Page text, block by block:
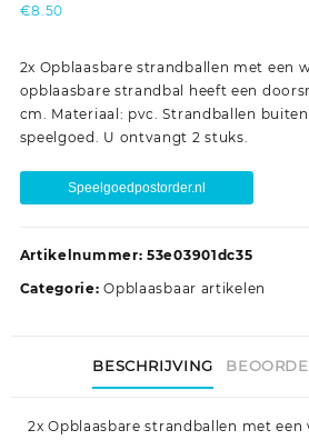
€8.50
2x Opblaasbare strandballen met een
opblaasbare strandbal heeft een
cm. Materiaal: pvc. Strandballen
speelgoed. U ontvangt 2 stuks.
Speelgoedpostorder.nl
Artikelnummer: 53e03901dc35
Categorie:Opblaasbaar artikelen
BESCHRIJVING
2x Opblaasbare strandballen met